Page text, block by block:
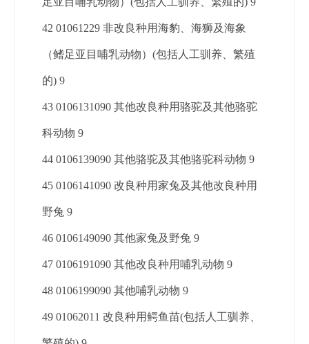
42 01061229 非改良种用海豹、海狮及海象
（鳍足亚目哺乳动物）(包括人工驯养、繁殖
的) 9
43 0106131090 其他改良种用骆驼及其他骆驼
科动物 9
44 0106139090 其他骆驼及其他骆驼科动物 9
45 0106141090 改良种用家兔及其他改良种用
野兔 9
46 0106149090 其他家兔及野兔 9
47 0106191090 其他改良种用哺乳动物 9
48 0106199090 其他哺乳动物 9
49 01062011 改良种用鳄鱼苗(包括人工驯养、